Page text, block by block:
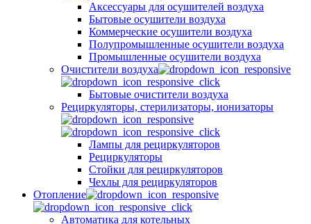
Аксессуары для осушителей воздуха
Бытовые осушители воздуха
Коммерческие осушители воздуха
Полупромышленные осушители воздуха
Промышленные осушители воздуха
Очистители воздуха
Бытовые очистители воздуха
Рециркуляторы, стерилизаторы, ионизаторы
Лампы для рециркуляторов
Рециркуляторы
Стойки для рециркуляторов
Чехлы для рециркуляторов
Отопление
Автоматика для котельных